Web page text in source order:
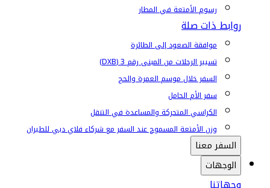
رسوم الأمتعة في المطار
روابط ذات صلة
موافقة الصعود إلى الطائرة
تسيير الرحلات من المبنى رقم 3 (DXB)
السفر خلال موسم العمرة والحج
سفر الأم الحامل
الكراسي المتحركة والمساعدة في التنقل
وزن الأمتعة المسموح عند السفر مع شركاء فلاي دبي للطيران
السفر معنا
الوجهات